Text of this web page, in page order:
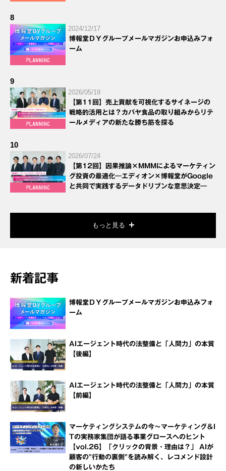
8
2024/12/17
博報堂ＤＹグループメールマガジンお申込みフォ
ーム
9
2026/05/19
【第11回】売上貢献を可視化するサイネージの
戦略的活用とは？カバヤ食品の取り組みからリテ
ールメディアの新たな勝ち筋を探る
10
2026/07/24
【第12回】因果推論×MMMによるマーケティン
グ投資の最適化―エディオン×博報堂がGoogle
と共同で実践するデータドリブンな意思決定―
もっと見る
新着記事
博報堂ＤＹグループメールマガジンお申込みフォ
ーム
AIエージェント時代の法整備と「人間力」の本質
【後編】
AIエージェント時代の法整備と「人間力」の本質
【前編】
マーケティングシステムの今～マーケティング＆I
Tの実務家集団が語る事業グロースへのヒント
【vol.26】「クリックの背景・理由は？」 AIが
顧客の"行動の裏側"を読み解く、レコメンド設計
の新しいかたち